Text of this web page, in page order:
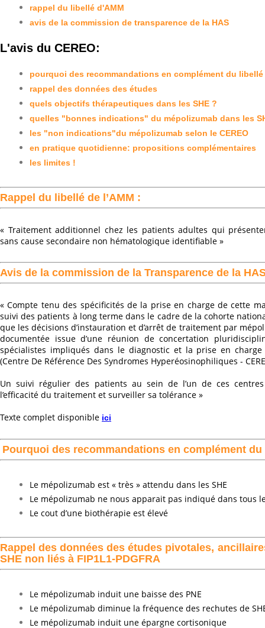
rappel du libellé d'AMM
avis de la commission de transparence de la HAS
L'avis du CEREO:
pourquoi des recommandations en complément du libellé
rappel des données des études
quels objectifs thérapeutiques dans les SHE ?
quelles "bonnes indications" du mépolizumab dans les
les "non indications"du mépolizumab selon le CEREO
en pratique quotidienne: propositions complémentaires
les limites !
Rappel du libellé de l’AMM :
« Traitement additionnel chez les patients adultes qui
sans cause secondaire non hématologique identifiable »
Avis de la commission de la Transparence de la
« Compte tenu des spécificités de la prise en charge de cette
suivi des patients à long terme dans le cadre de la cohorte
que les décisions d’instauration et d’arrêt de traitement par
documentée issue d’une réunion de concertation
spécialistes impliqués dans le diagnostic et la prise en charge
(Centre De Référence Des Syndromes Hyperéosinophiliques -
Un suivi régulier des patients au sein de l’un de ces
l’efficacité du traitement et surveiller sa tolérance »
Texte complet disponible ici
Pourquoi des recommandations en complément
Le mépolizumab est « très » attendu dans les SHE
Le mépolizumab ne nous apparait pas indiqué dans tous
Le cout d’une biothérapie est élevé
Rappel des données des études pivotales,
SHE non liés à FIP1L1-PDGFRA
Le mépolizumab induit une baisse des PNE
Le mépolizumab diminue la fréquence des rechutes de
Le mépolizumab induit une épargne cortisonique